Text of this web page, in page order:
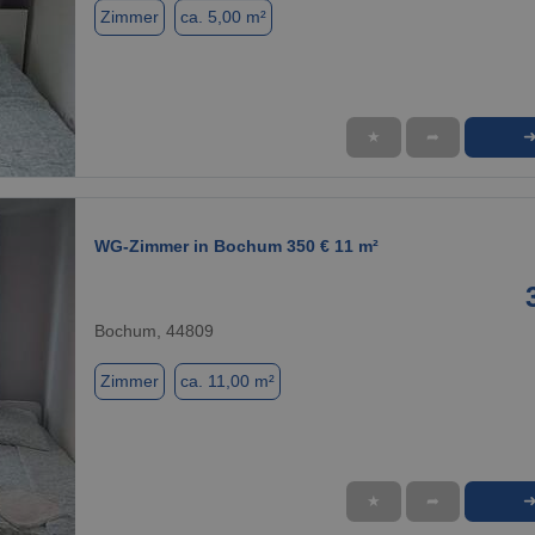
Zimmer ca. 5,00 m²
★ ➦ ➜
1 / 1
WG-Zimmer in Bochum 350 € 11 m²
Bochum, 44809
Zimmer ca. 11,00 m²
★ ➦ ➜